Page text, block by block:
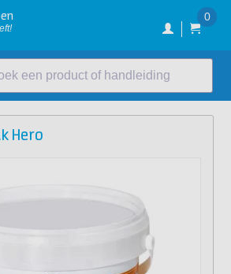
0
een product of handleiding
Hero